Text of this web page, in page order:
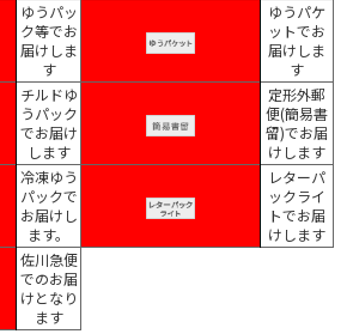
ゆうパッ
ク等でお
届けしま
す
ゆうパケ
ットでお
届けしま
す
チルドゆ
うパック
でお届け
します
定形外郵
便(簡易書
留)でお届
けします
冷凍ゆう
パックで
お届けし
ます。
レターパ
ックライ
トでお届
けします
佐川急便
でのお届
けとなり
ます